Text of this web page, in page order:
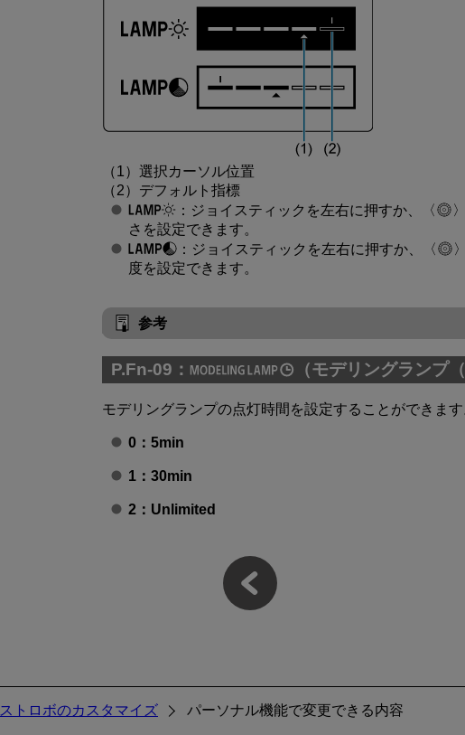
（1）選択カーソル位置
（2）デフォルト指標
：ジョイスティックを左右に押すか、
さを設定できます。
：ジョイスティックを左右に押すか、
度を設定できます。
参考
P.Fn-09： （モデリングランプ
モデリングランプの点灯時間を設定することができます
0： 5min
1： 30min
2：Unlimited
ストロボのカスタマイズ パーソナル機能で変更できる内容